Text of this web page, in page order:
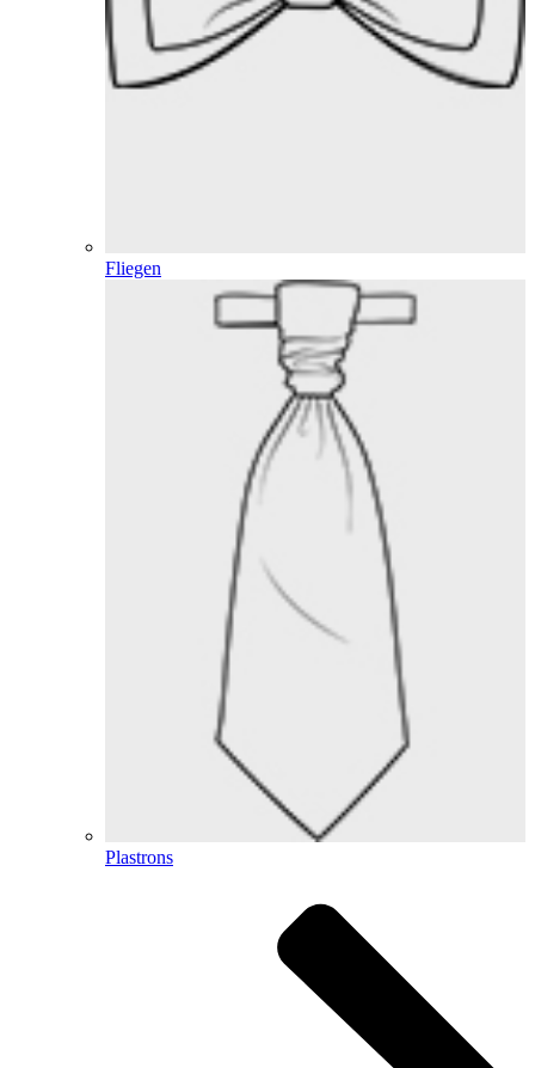
Fliegen
Plastrons